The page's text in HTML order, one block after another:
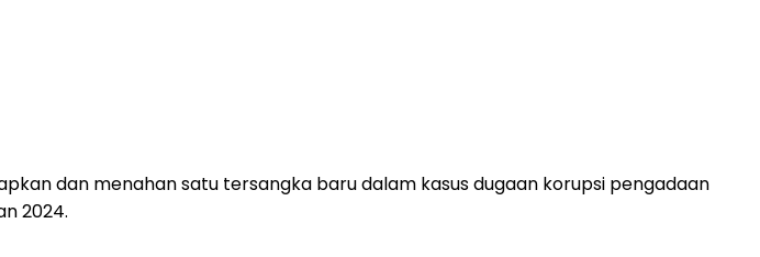
dan menahan satu tersangka baru dalam kasus dugaan korupsi pengadaan
2024.